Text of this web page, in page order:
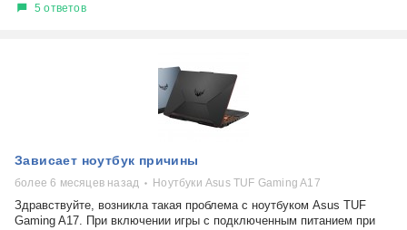
5 ответов
Зависает ноутбук причины
более 6 месяцев назад Ноутбуки Asus TUF Gaming A17
Здравствуйте, возникла такая проблема с ноутбуком Asus TUF
Gaming A17. При включении игры с подключенным питанием при